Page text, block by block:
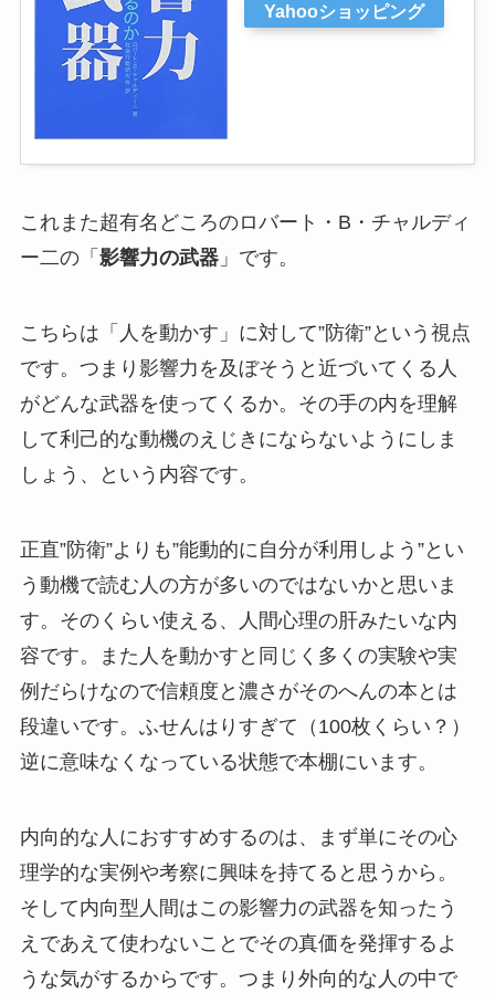
Yahooショッピング
これまた超有名どころのロバート・B・チャルディ
ー二の「 影響力の武器」です。
こちらは「人を動かす」に対して”防衛”という視点
です。つまり影響力を及ぼそうと近づいてくる人
がどんな武器を使ってくるか。その手の内を理解
して利己的な動機のえじきにならないようにしま
しょう、という内容です。
正直”防衛”よりも”能動的に自分が利用しよう”とい
う動機で読む人の方が多いのではないかと思いま
す。そのくらい使える、人間心理の肝みたいな内
容です。また人を動かすと同じく多くの実験や実
例だらけなので信頼度と濃さがそのへんの本とは
段違いです。ふせんはりすぎて（100枚くらい？）
逆に意味なくなっている状態で本棚にいます。
内向的な人におすすめするのは、まず単にその心
理学的な実例や考察に興味を持てると思うから。
そして内向型人間はこの影響力の武器を知ったう
えであえて使わないことでその真価を発揮するよ
うな気がするからです。つまり外向的な人の中で